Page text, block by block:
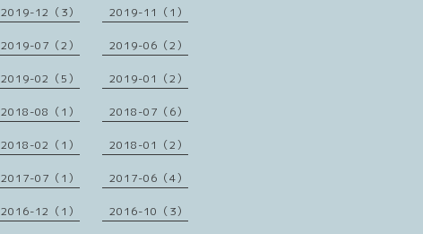
2019-12（3） 2019-11（1）
2019-07（2） 2019-06（2）
2019-02（5） 2019-01（2）
2018-08（1） 2018-07（6）
2018-02（1） 2018-01（2）
2017-07（1） 2017-06（4）
2016-12（1） 2016-10（3）